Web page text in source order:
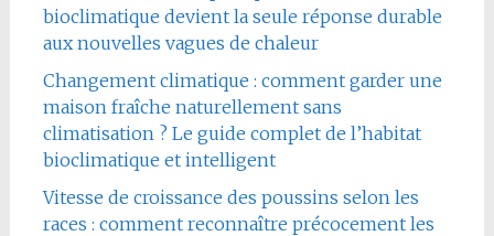
bioclimatique devient la seule réponse durable
aux nouvelles vagues de chaleur
Changement climatique : comment garder une
maison fraîche naturellement sans
climatisation ? Le guide complet de l’habitat
bioclimatique et intelligent
Vitesse de croissance des poussins selon les
races : comment reconnaître précocement les